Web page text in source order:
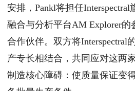
安排，Pankl将担任
融合与分析平台AM Explorer的
合作伙伴。双方将Interspectral
产专长相结合，共同应对这两
制造核心障碍：使质量保证变